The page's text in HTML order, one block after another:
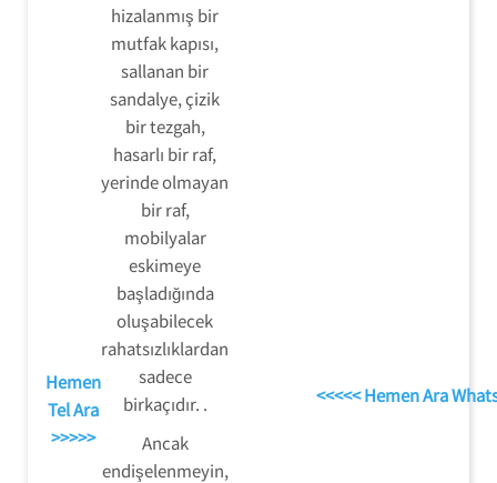
Hemen
Tel Ara
>>>>>
hizalanmış bir
mutfak kapısı,
sallanan bir
sandalye, çizik
bir tezgah,
hasarlı bir raf,
yerinde olmayan
bir raf,
mobilyalar
eskimeye
başladığında
oluşabilecek
rahatsızlıklardan
sadece
birkaçıdır. .
Ancak
endişelenmeyin,
<<<<< Hemen Ara